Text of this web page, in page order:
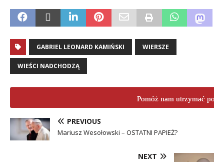
GABRIEL LEONARD KAMIŃSKI WIERSZE
WIEŚCI NADCHODZĄ
Pomóż nam utrzymać
PREVIOUS
Mariusz Wesołowski – OSTATNI PAPIEŻ?
NEXT